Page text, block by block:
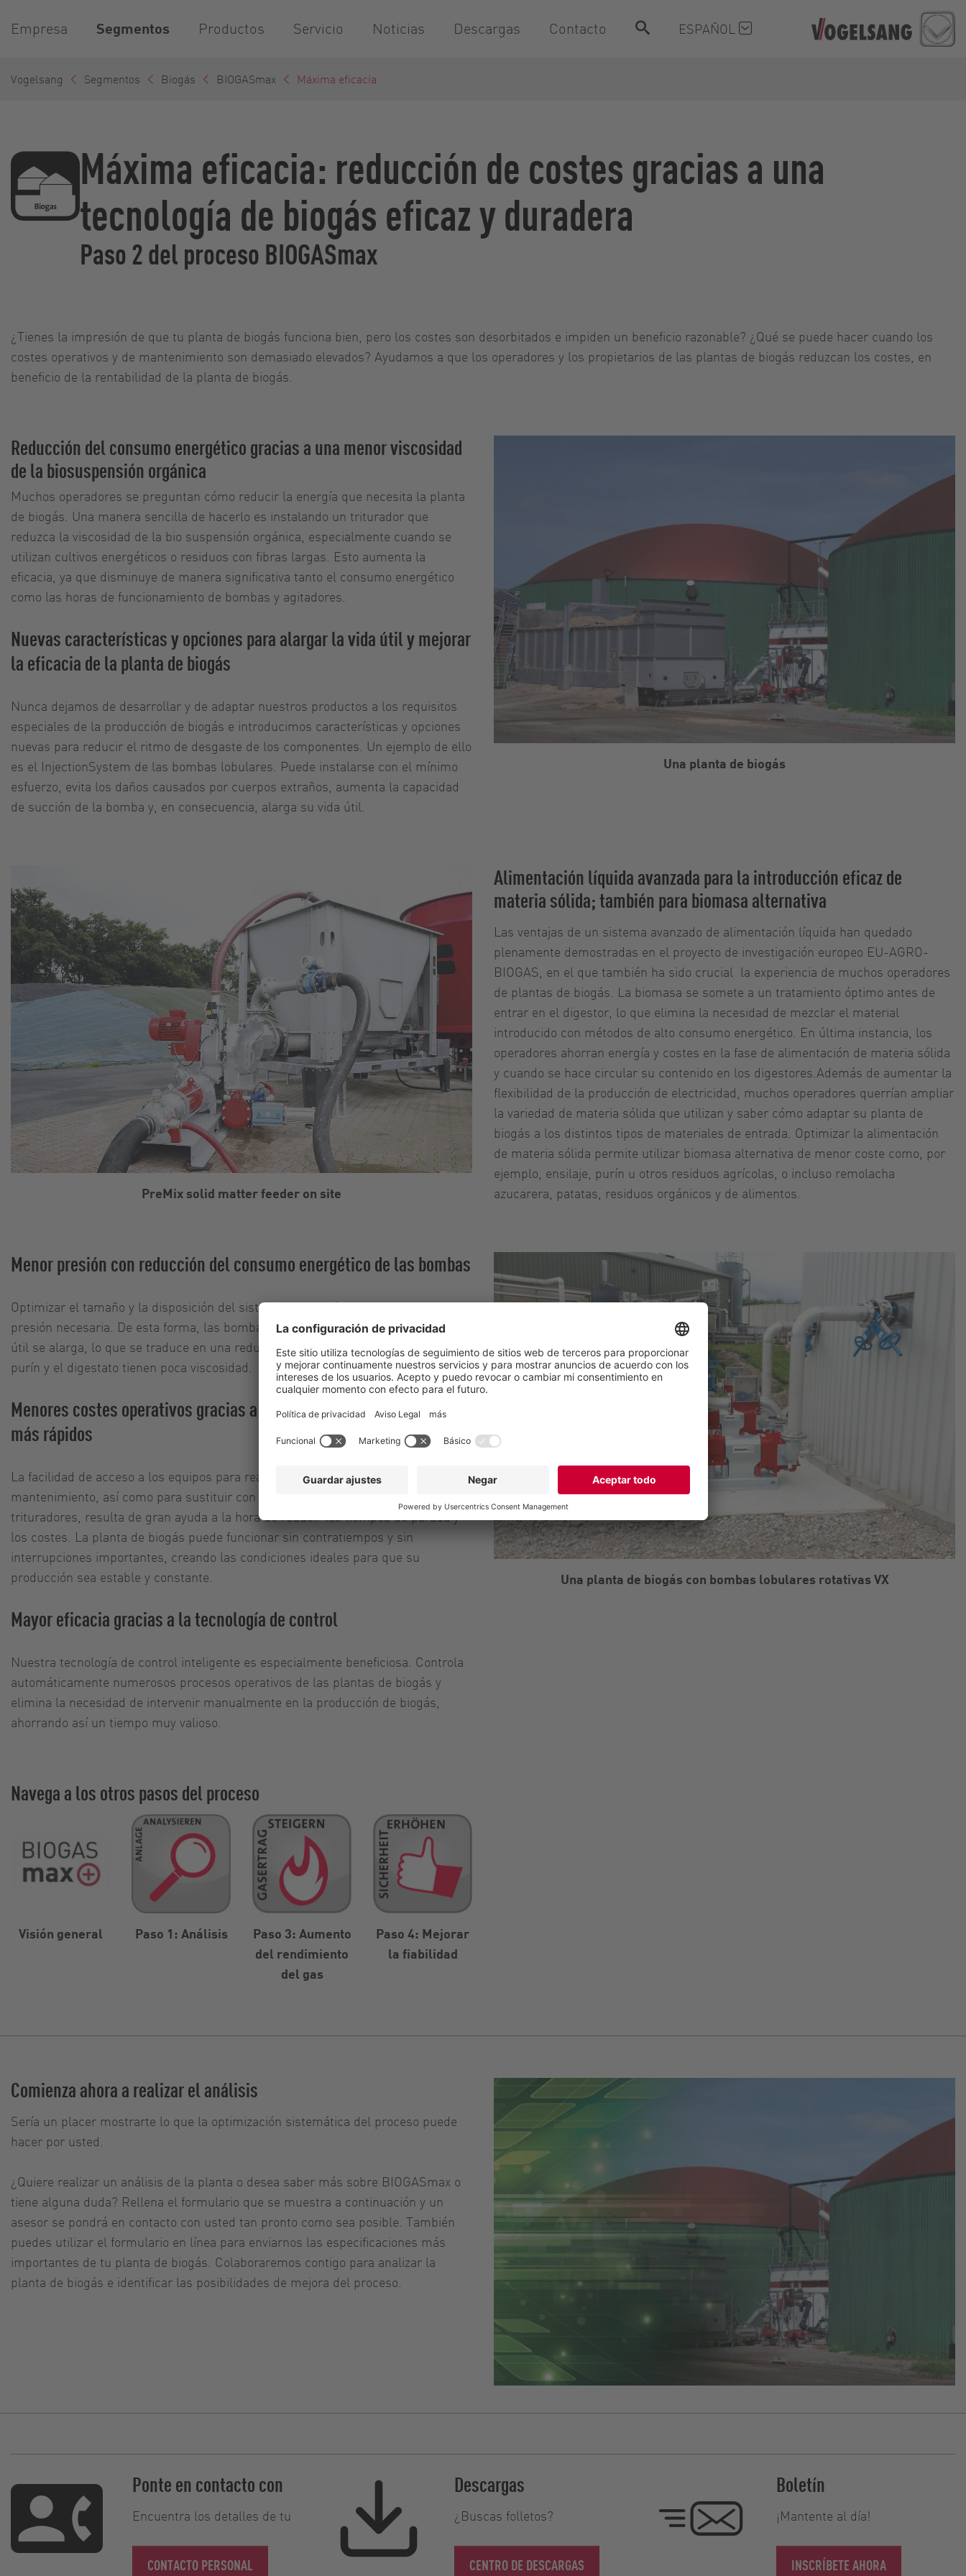
Empresa Segmentos Productos Servicio Noticias Descargas Contacto ESPAÑOL
Vogelsang Segmentos Biogás BIOGASmax Máxima eficacia
Máxima eficacia: reducción de costes gracias a una
tecnología de biogás eficaz y duradera
Paso 2 del proceso BIOGASmax
¿Tienes la impresión de que tu planta de biogás funciona bien, pero los costes son desorbitados e impiden un beneficio razonable? ¿Qué se puede hacer cuando los
costes operativos y de mantenimiento son demasiado elevados? Ayudamos a que los operadores y los propietarios de las plantas de biogás reduzcan los costes, en
beneficio de la rentabilidad de la planta de biogás.
Reducción del consumo energético gracias a una menor viscosidad
de la biosuspensión orgánica
Muchos operadores se preguntan cómo reducir la energía que necesita la planta
de biogás. Una manera sencilla de hacerlo es instalando un triturador que
reduzca la viscosidad de la bio suspensión orgánica, especialmente cuando se
utilizan cultivos energéticos o residuos con fibras largas. Esto aumenta la
eficacia, ya que disminuye de manera significativa tanto el consumo energético
como las horas de funcionamiento de bombas y agitadores.
Nuevas características y opciones para alargar la vida útil y mejorar
la eficacia de la planta de biogás
Nunca dejamos de desarrollar y de adaptar nuestros productos a los requisitos
especiales de la producción de biogás e introducimos características y opciones
nuevas para reducir el ritmo de desgaste de los componentes. Un ejemplo de ello
es el InjectionSystem de las bombas lobulares. Puede instalarse con el mínimo
esfuerzo, evita los daños causados por cuerpos extraños, aumenta la capacidad
de succión de la bomba y, en consecuencia, alarga su vida útil.
Una planta de biogás
PreMix solid matter feeder on site
Alimentación líquida avanzada para la introducción eficaz de
materia sólida; también para biomasa alternativa
Las ventajas de un sistema avanzado de alimentación líquida han quedado
plenamente demostradas en el proyecto de investigación europeo EU-AGRO-
BIOGAS, en el que también ha sido crucial la experiencia de muchos operadores
de plantas de biogás. La biomasa se somete a un tratamiento óptimo antes de
entrar en el digestor, lo que elimina la necesidad de mezclar el material
introducido con métodos de alto consumo energético. En última instancia, los
operadores ahorran energía y costes en la fase de alimentación de materia sólida
y cuando se hace circular su contenido en los digestores.Además de aumentar la
flexibilidad de la producción de electricidad, muchos operadores querrían ampliar
la variedad de materia sólida que utilizan y saber cómo adaptar su planta de
biogás a los distintos tipos de materiales de entrada. Optimizar la alimentación
de materia sólida permite utilizar biomasa alternativa de menor coste como, por
ejemplo, ensilaje, purín u otros residuos agrícolas, o incluso remolacha
azucarera, patatas, residuos orgánicos y de alimentos.
Menor presión con reducción del consumo energético de las bombas
Optimizar el tamaño y la disposición del sistema de tuberías puede reducir la
presión necesaria. De esta forma, las bombas consumen menos energía y su vida
útil se alarga, lo que se traduce en una reducción de los costes, incluso si el
purín y el digestato tienen poca viscosidad.
Menores costes operativos gracias a reparaciones y mantenimiento
más rápidos
La facilidad de acceso a los equipos para realizar labores de reparación y de
mantenimiento, así como para sustituir con rapidez las piezas de bombas y
trituradores, resulta de gran ayuda a la hora de reducir los tiempos de parada y
los costes. La planta de biogás puede funcionar sin contratiempos y sin
interrupciones importantes, creando las condiciones ideales para que su
producción sea estable y constante.
Mayor eficacia gracias a la tecnología de control
Nuestra tecnología de control inteligente es especialmente beneficiosa. Controla
automáticamente numerosos procesos operativos de las plantas de biogás y
elimina la necesidad de intervenir manualmente en la producción de biogás,
ahorrando así un tiempo muy valioso.
Una planta de biogás con bombas lobulares rotativas VX
Navega a los otros pasos del proceso
Visión general Paso 1: Análisis
Paso 3: Aumento
del rendimiento
del gas
Paso 4: Mejorar
la fiabilidad
Comienza ahora a realizar el análisis
Sería un placer mostrarte lo que la optimización sistemática del proceso puede
hacer por usted.
¿Quiere realizar un análisis de la planta o desea saber más sobre BIOGASmax o
tiene alguna duda? Rellena el formulario que se muestra a continuación y un
asesor se pondrá en contacto con usted tan pronto como sea posible. También
puedes utilizar el formulario en línea para enviarnos las especificaciones más
importantes de tu planta de biogás. Colaboraremos contigo para analizar la
planta de biogás e identificar las posibilidades de mejora del proceso.
Ponte en contacto con
Encuentra los detalles de tu
CONTACTO PERSONAL
Descargas
¿Buscas folletos?
CENTRO DE DESCARGAS
Boletín
¡Mantente al día!
INSCRÍBETE AHORA